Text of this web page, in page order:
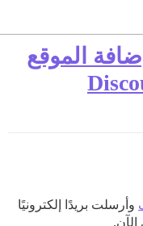
الموقع
وأرسلت بريدًا إلكترونيًا
الآن.